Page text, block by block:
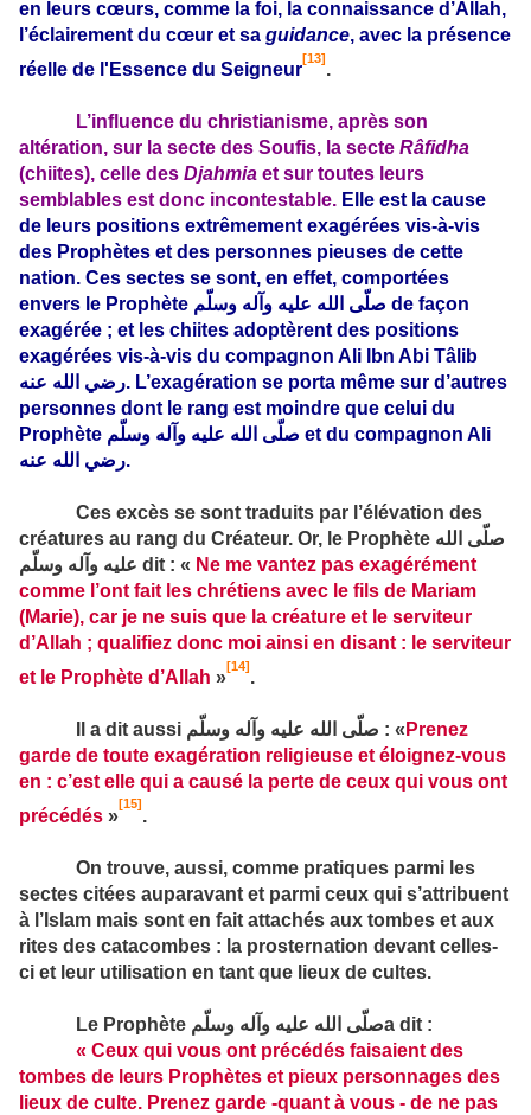
en leurs cœurs, comme la foi, la connaissance d’Allah,
l’éclairement du cœur et sa guid­ance, avec la présence
réelle de l'Essence du Seigneur
[13]
.
L’influence du christianisme, après son
altération, sur la secte des Soufis, la secte Râfidha
(chiites), celle des Djahmia et sur toutes leurs
semblables est donc incontestable. Elle est la cause
de leurs positions extrêmement exagérées vis-à-vis
des Prophètes et des personnes pieuses de cette
nation. Ces sectes se sont, en effet, comportées
envers le Prophète صلّى الله عليه وآله وسلّم de façon
exagérée ; et les chiites adoptèrent des positions
exagérées vis-à-vis du compagnon Ali Ibn Abi Tâlib
رضي الله عنه. L’exagération se porta même sur d’autres
personnes dont le rang est moindre que celui du
Prophète صلّى الله عليه وآله وسلّم et du compagnon Ali
رضي الله عنه.
Ces excès se sont traduits par l’élévation des
créatures au rang du Créateur. Or, le Prophète صلّى الله
عليه وآله وسلّم dit : « Ne me vantez pas exagérément
comme l’ont fait les chrétiens avec le fils de Mariam
(Marie), car je ne suis que la créature et le serviteur
d’Allah ; qualifiez donc moi ainsi en disant : le serviteur
et le Prophète d’Allah »
[14]
.
Il a dit aussi صلّى الله عليه وآله وسلّم : « Prenez
garde de toute exagération religieuse et éloignez-vous
en : c’est elle qui a causé la perte de ceux qui vous ont
précédés »
[15]
.
On trouve, aussi, comme pratiques parmi les
sectes citées auparavant et parmi ceux qui s’attribuent
à l’Islam mais sont en fait attachés aux tombes et aux
rites des catacombes : la prosternation devant celles-
ci et leur utilisation en tant que lieux de cultes.
Le Prophète صلّى الله عليه وآله وسلّمa dit :
« Ceux qui vous ont précédés faisaient des
tombes de leurs Prophètes et pieux personnages des
lieux de culte. Prenez garde ‑quant à vous - de ne pas